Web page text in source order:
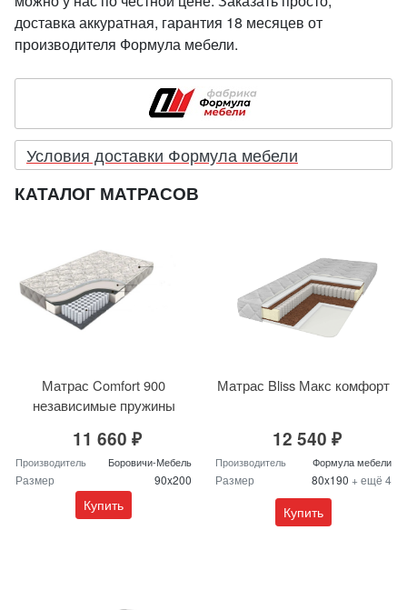
доставка аккуратная, гарантия 18 месяцев от
производителя Формула мебели.
Условия доставки Формула мебели
КАТАЛОГ МАТРАСОВ
Матрас Comfort 900
независимые пружины
11 660 ₽
Производитель Боровичи-Мебель
Размер 90x200
Купить
Матрас Bliss Макс комфорт
12 540 ₽
Производитель Формула мебели
Размер 80x190 + ещё 4
Купить